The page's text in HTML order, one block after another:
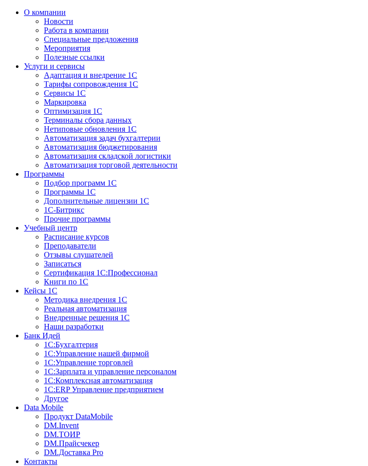
О компании
Новости
Работа в компании
Специальные предложения
Мероприятия
Полезные ссылки
Услуги и сервисы
Адаптация и внедрение 1С
Тарифы сопровождения 1С
Сервисы 1С
Маркировка
Оптимизация 1С
Терминалы сбора данных
Нетиповые обновления 1С
Автоматизация задач бухгалтерии
Автоматизация бюджетирования
Автоматизация складской логистики
Автоматизация торговой деятельности
Программы
Подбор программ 1С
Программы 1С
Дополнительные лицензии 1С
1С-Битрикс
Прочие программы
Учебный центр
Расписание курсов
Преподаватели
Отзывы слушателей
Записаться
Сертификация 1С:Профессионал
Книги по 1С
Кейсы 1С
Методика внедрения 1С
Реальная автоматизация
Внедренные решения 1С
Наши разработки
Банк Идей
1С:Бухгалтерия
1С:Управление нашей фирмой
1С:Управление торговлей
1С:Зарплата и управление персоналом
1С:Комплексная автоматизация
1С:ERP Управление предприятием
Другое
Data Mobile
Продукт DataMobile
DM.Invent
DM.ТОИР
DM.Прайсчекер
DM.Доставка Pro
Контакты